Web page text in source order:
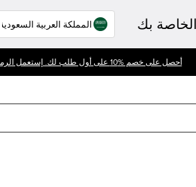
بك
أحصل على خصم %10 على أول طلب لك. إستعمل الرمز - WELCOME10